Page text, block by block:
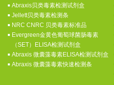
Abraxis贝类毒素检测试剂盒
Jellett贝类毒素检测条
NRC CNRC 贝类毒素标准品
Evergreen金黄色葡萄球菌肠毒素
（SET）ELISA检测试剂盒
Abraxis 微囊藻毒素ELISA检测试剂盒
Abraxis 微囊藻毒素快速检测条